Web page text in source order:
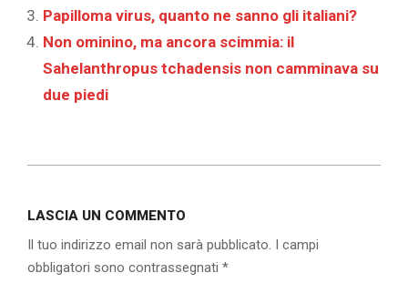
Papilloma virus, quanto ne sanno gli italiani?
Non ominino, ma ancora scimmia: il
Sahelanthropus tchadensis non camminava su
due piedi
29
LASCIA UN COMMENTO
Il tuo indirizzo email non sarà pubblicato.
I campi
obbligatori sono contrassegnati *